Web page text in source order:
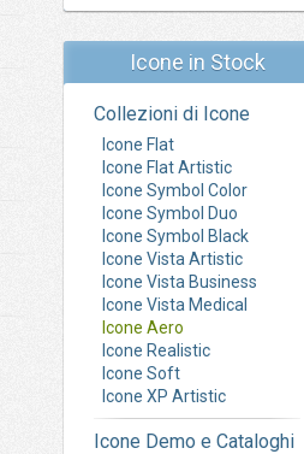
Icone in Stock
Collezioni di Icone
Icone Flat
Icone Flat Artistic
Icone Symbol Color
Icone Symbol Duo
Icone Symbol Black
Icone Vista Artistic
Icone Vista Business
Icone Vista Medical
Icone Aero
Icone Realistic
Icone Soft
Icone XP Artistic
Icone Demo e Cataloghi